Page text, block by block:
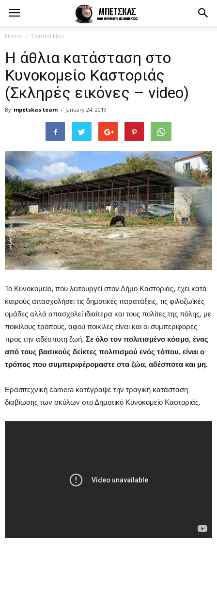
Home Τοπικά Νέα
Η άθλια κατάσταση στο
Κυνοκομείο Καστοριάς
(Σκληρές εικόνες – video)
By mpetskas team - January 24, 2019
Το Κυνοκομείο, που λειτουργεί στον Δήμο Καστοριάς, έχει κατά
καιρούς απασχολήσει τις δημοτικές παρατάξεις, τις φιλοζωϊκές
ομάδες αλλά απασχολεί ιδιαίτερα και τους πολίτες της πόλης, με
ποικίλους τρόπους, αφού ποικίλες είναι και οι συμπεριφορές
προς την αδέσποτη ζωή. Σε όλο τον πολιτισμένο κόσμο, ένας
από τους βασικούς δείκτες πολιτισμού ενός τόπου, είναι ο
τρόπος που συμπεριφέρομαστε στα ζώα, αδέσποτα και μη.
Ερασιτεχνική camera κατέγραψε την τραγική κατάσταση
διαβίωσης των σκύλων στο Δημοτικό Κυνοκομείο Καστοριάς.